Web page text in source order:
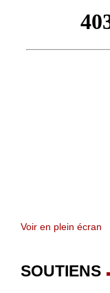
Voir en plein écran
SOUTIENS